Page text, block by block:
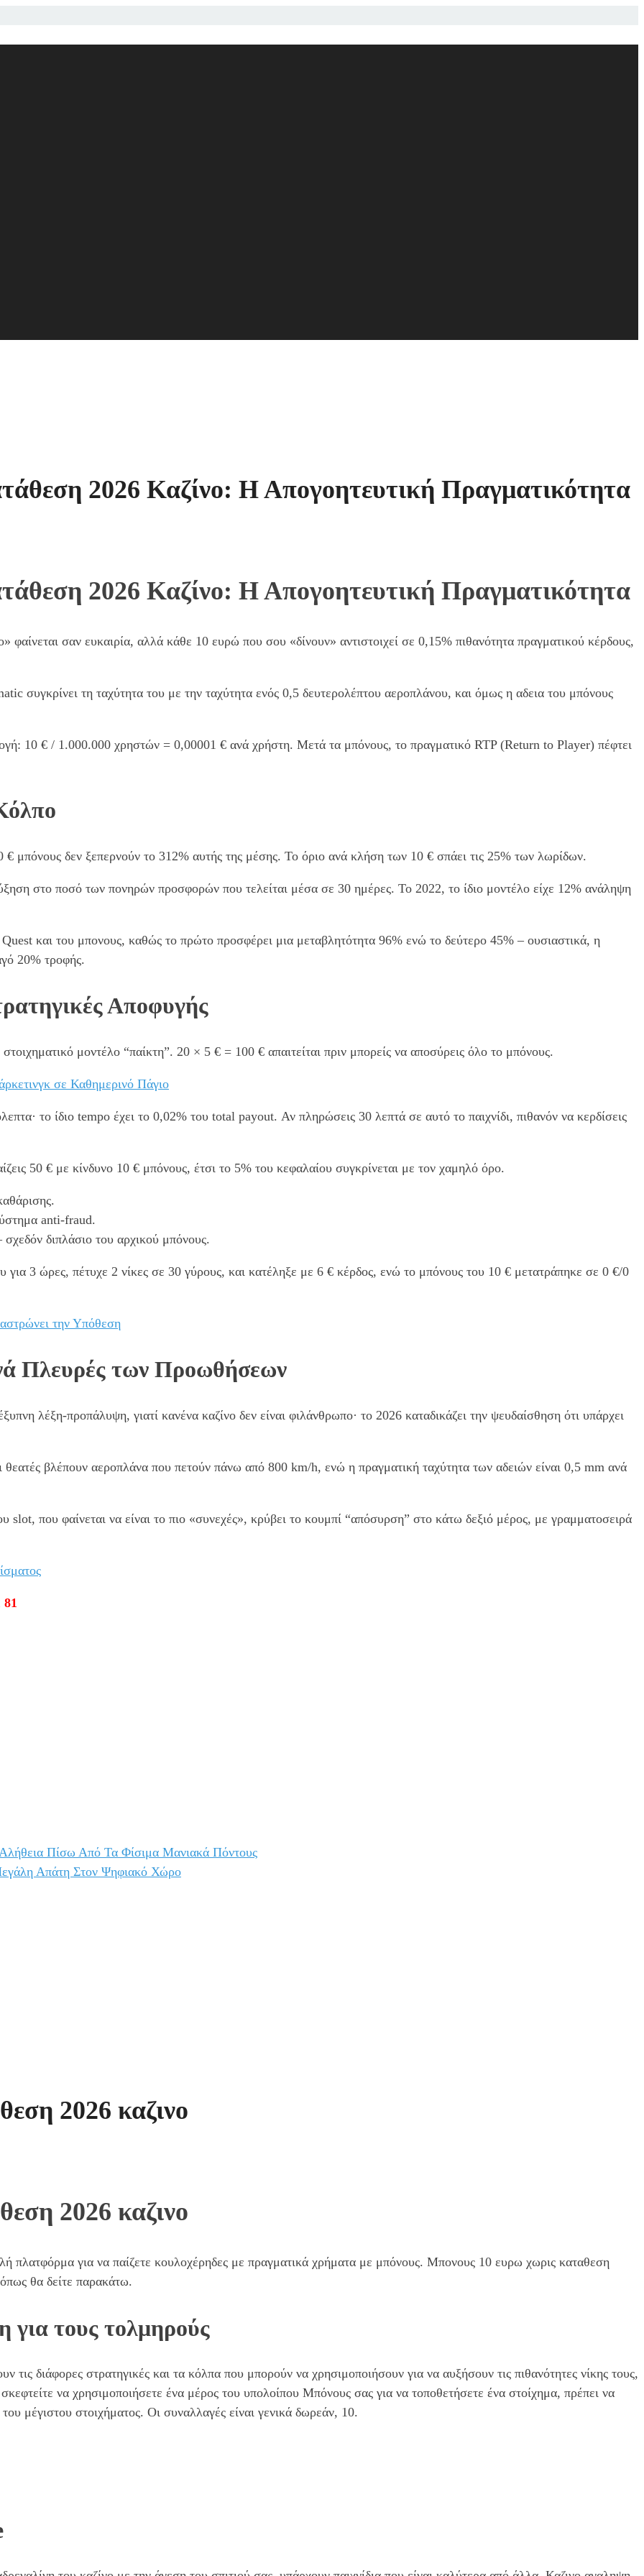
2026 Καζίνο: Η Απογοητευτική Πραγματικότητα
2026 Καζίνο: Η Απογοητευτική Πραγματικότητα
σαν ευκαιρία, αλλά κάθε 10 ευρώ που σου «δίνουν» αντιστοιχεί σε 0,15% πιθανότητα πραγματικού κέρδους,
συγκρίνει τη ταχύτητα του με την ταχύτητα ενός 0,5 δευτερολέπτου αεροπλάνου, και όμως η αδεια του μπόνους
10 € / 1.000.000 χρηστών = 0,00001 € ανά χρήστη. Μετά τα μπόνους, το πραγματικό RTP (Return to Player) πέφτει
μπόνους δεν ξεπερνούν το 312% αυτής της μέσης. Το όριο ανά κλήση των 10 € σπάει τις 25% των λωρίδων.
στο ποσό των πονηρών προσφορών που τελείται μέσα σε 30 ημέρες. Το 2022, το ίδιο μοντέλο είχε 12% ανάληψη
και του μπονους, καθώς το πρώτο προσφέρει μια μεταβλητότητα 96% ενώ το δεύτερο 45% – ουσιαστικά, η
20% τροφής.
Αποφυγής
μοντέλο “παίκτη”. 20 × 5 € = 100 € απαιτείται πριν μπορείς να αποσύρεις όλο το μπόνους.
σε Καθημερινό Πάγιο
το ίδιο tempo έχει το 0,02% του total payout. Αν πληρώσεις 30 λεπτά σε αυτό το παιχνίδι, πιθανόν να κερδίσεις
50 € με κίνδυνο 10 € μπόνους, έτσι το 5% του κεφαλαίου συγκρίνεται με τον χαμηλό όρο.
anti-fraud.
διπλάσιο του αρχικού μπόνους.
για 3 ώρες, πέτυχε 2 νίκες σε 30 γύρους, και κατέληξε με 6 € κέρδος, ενώ το μπόνους του 10 € μετατράπηκε σε 0 €/0
την Υπόθεση
Πλευρές των Προωθήσεων
λέξη-προπάλυψη, γιατί κανένα καζίνο δεν είναι φιλάνθρωπο· το 2026 καταδικάζει την ψευδαίσθηση ότι υπάρχει
θεατές βλέπουν αεροπλάνα που πετούν πάνω από 800 km/h, ενώ η πραγματική ταχύτητα των αδειών είναι 0,5 mm ανά
που φαίνεται να είναι το πιο «συνεχές», κρύβει το κουμπί “απόσυρση” στο κάτω δεξιό μέρος, με γραμματοσειρά
Πίσω Από Τα Φίσιμα Μανιακά Πόντους
Απάτη Στον Ψηφιακό Χώρο
2026 καζινο
2026 καζινο
για να παίζετε κουλοχέρηδες με πραγματικά χρήματα με μπόνους. Μπονους 10 ευρω χωρις καταθεση
θα δείτε παρακάτω.
για τους τολμηρούς
τις διάφορες στρατηγικές και τα κόλπα που μπορούν να χρησιμοποιήσουν για να αυξήσουν τις πιθανότητες νίκης τους,
να χρησιμοποιήσετε ένα μέρος του υπολοίπου Μπόνους σας για να τοποθετήσετε ένα στοίχημα, πρέπει να
μέγιστου στοιχήματος. Οι συναλλαγές είναι γενικά δωρεάν, 10.